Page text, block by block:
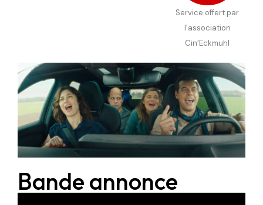
Service offert par
l’association
Cin’Eckmuhl
Bande annonce